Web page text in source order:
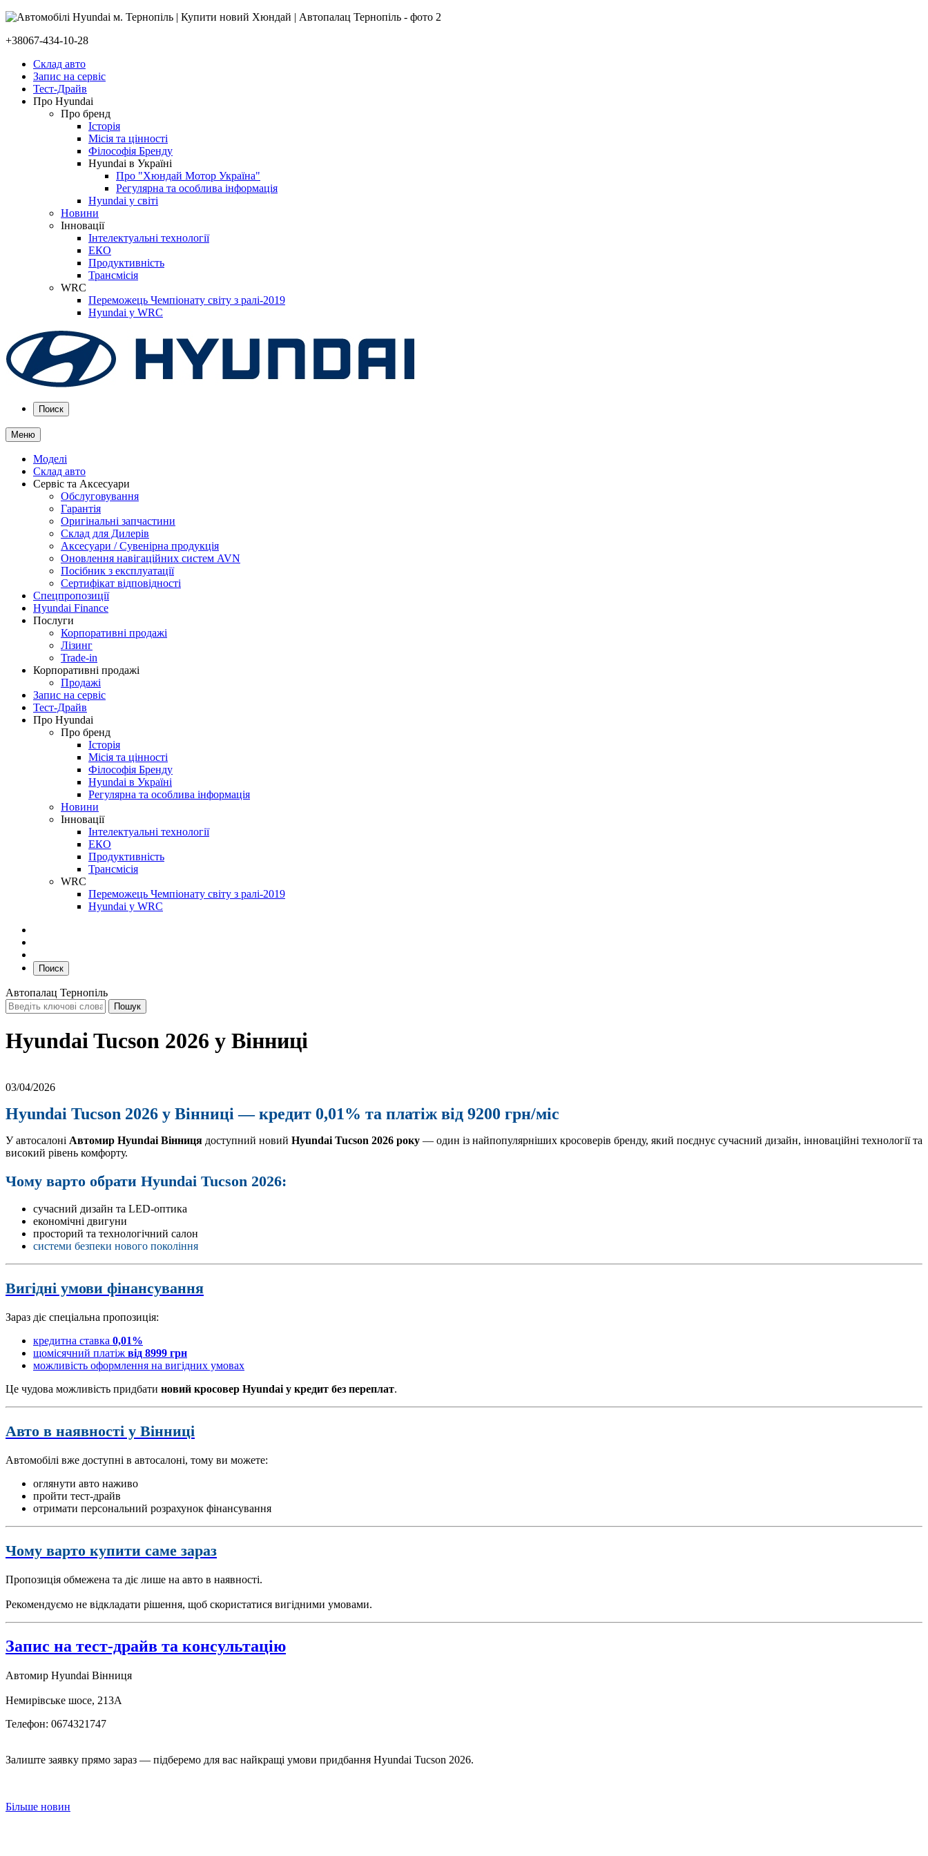
+38067-434-10-28
Склад авто
Запис на сервіс
Тест-Драйв
Про Hyundai
Про бренд
Історія
Місія та цінності
Філософія Бренду
Hyundai в Україні
Про "Хюндай Мотор Україна"
Регулярна та особлива інформація
Hyundai у світі
Новини
Інновації
Інтелектуальні технології
ЕКО
Продуктивність
Трансмісія
WRC
Переможець Чемпіонату світу з ралі-2019
Hyundai у WRC
Поиск
Меню
Моделі
Склад авто
Сервіс та Аксесуари
Обслуговування
Гарантія
Оригінальні запчастини
Склад для Дилерів
Аксесуари / Сувенірна продукція
Оновлення навігаційних систем AVN
Посібник з експлуатації
Сертифікат відповідності
Спецпропозиції
Hyundai Finance
Послуги
Корпоративні продажі
Лізинг
Trade-in
Корпоративні продажі
Продажі
Запис на сервіс
Тест-Драйв
Про Hyundai
Про бренд
Історія
Місія та цінності
Філософія Бренду
Hyundai в Україні
Регулярна та особлива інформація
Новини
Інновації
Інтелектуальні технології
ЕКО
Продуктивність
Трансмісія
WRC
Переможець Чемпіонату світу з ралі-2019
Hyundai у WRC
Поиск
Автопалац Тернопіль
Hyundai Tucson 2026 у Вінниці
03/04/2026
Hyundai Tucson 2026 у Вінниці — кредит 0,01% та платіж від 9200 грн/міс
У автосалоні Автомир Hyundai Вінниця доступний новий Hyundai Tucson 2026 року — один із найпопулярніших кросоверів бренду, який поєднує сучасний дизайн, інноваційні технології та
високий рівень комфорту.
Чому варто обрати Hyundai Tucson 2026:
сучасний дизайн та LED-оптика
економічні двигуни
просторий та технологічний салон
системи безпеки нового покоління
Вигідні умови фінансування
Зараз діє спеціальна пропозиція:
кредитна ставка 0,01%
щомісячний платіж від 8999 грн
можливість оформлення на вигідних умовах
Це чудова можливість придбати новий кросовер Hyundai у кредит без переплат.
Авто в наявності у Вінниці
Автомобілі вже доступні в автосалоні, тому ви можете:
оглянути авто наживо
пройти тест-драйв
отримати персональний розрахунок фінансування
Чому варто купити саме зараз
Пропозиція обмежена та діє лише на авто в наявності.
Рекомендуємо не відкладати рішення, щоб скористатися вигідними умовами.
Запис на тест-драйв та консультацію
Автомир Hyundai Вінниця
Немирівське шосе, 213А
Телефон: 0674321747
Залиште заявку прямо зараз — підберемо для вас найкращі умови придбання Hyundai Tucson 2026.
Більше новин